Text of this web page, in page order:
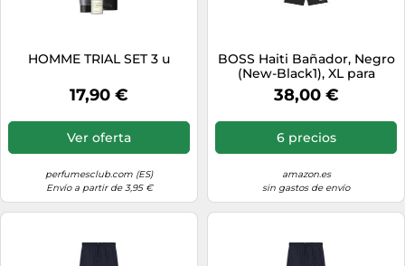
HOMME TRIAL SET 3 u
17,90 €
Ver oferta
perfumesclub.com (ES)
Envío a partir de 3,95 €
BOSS Haiti Bañador, Negro
(New-Black1), XL para
Hombre
38,00 €
6 precios
amazon.es
sin gastos de envío